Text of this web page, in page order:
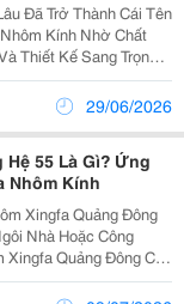
Đã Trở Thành Cái Tên
Kính Nhờ Chất
Thiết Kế Sang Trọng.
Nay Xuất Hiện Không Ít
Khiến Nhiều...29/06/2026
55 Là Gì? Ứng
Nhôm Kính
Xingfa Quảng Đông
Nhà Hoặc Công
Xingfa Quảng Đông Có
Thế Nào Và Nên
Là Dòng Nhôm Cao